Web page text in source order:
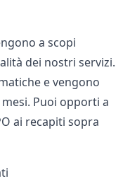
a scopi
dei nostri servizi.
e vengono
Puoi opporti a
ai recapiti sopra